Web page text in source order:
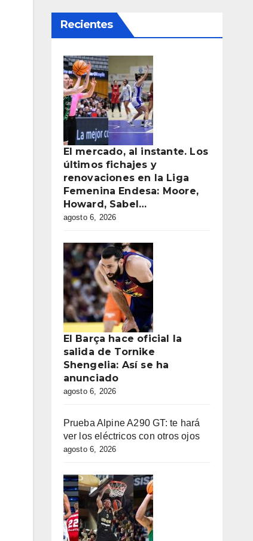
Recientes
El mercado, al instante. Los
últimos fichajes y
renovaciones en la Liga
Femenina Endesa: Moore,
Howard, Sabel…
agosto 6, 2026
El Barça hace oficial la
salida de Tornike
Shengelia: Así se ha
anunciado
agosto 6, 2026
Prueba Alpine A290 GT: te hará
ver los eléctricos con otros ojos
agosto 6, 2026